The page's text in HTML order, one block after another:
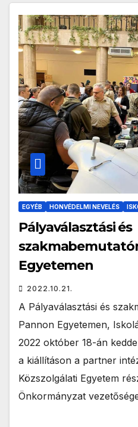
EGYÉB HONVÉDELMI NEVELÉS
Pályaválasztási és
Egyetemen
2022.10.21.
A Pályaválasztási és
Pannon Egyetemen,
2022 október 18-án
a kiállításon a partner
Közszolgálati Egyetem
Önkormányzat